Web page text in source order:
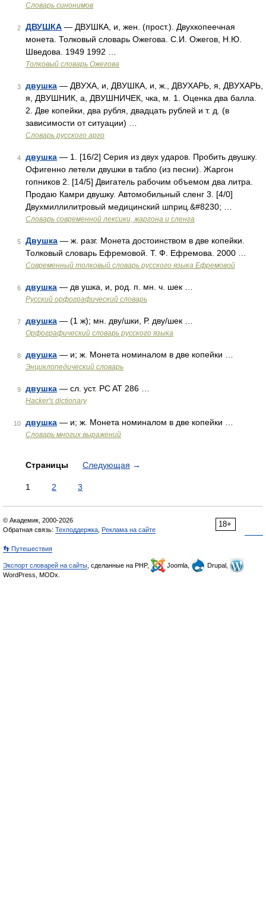
Словарь синонимов
2 ДВУШКА — ДВУШКА, и, жен. (прост.). Двухкопеечная
монета. Толковый словарь Ожегова. С.И. Ожегов, Н.Ю.
Шведова. 1949 1992 …
Толковый словарь Ожегова
3 двушка — ДВУХА, и, ДВУШКА, и, ж., ДВУХАРЬ, я, ДВУХАРЬ,
я, ДВУШНИК, а, ДВУШНИЧЕК, чка, м. 1. Оценка два балла.
2. Две копейки, два рубля, двадцать рублей и т. д. (в
зависимости от ситуации) …
Словарь русского арго
4 двушка — 1. [16/2] Серия из двух ударов. Пробить двушку.
Офигенно летели двушки в табло (из песни). Жаргон
гопников 2. [14/5] Двигатель рабочим объемом два литра.
Продаю Камри двушку. Автомобильный сленг 3. [4/0]
Двухмиллилитровый медицинский шприц.&#8230; …
Cловарь современной лексики, жаргона и сленга
5 Двушка — ж. разг. Монета достоинством в две копейки.
Толковый словарь Ефремовой. Т. Ф. Ефремова. 2000 …
Современный толковый словарь русского языка Ефремовой
6 двушка — дв ушка, и, род. п. мн. ч. шек …
Русский орфографический словарь
7 двушка — (1 ж); мн. дву/шки, Р. дву/шек …
Орфографический словарь русского языка
8 двушка — и; ж. Монета номиналом в две копейки …
Энциклопедический словарь
9 двушка — сл. уст. PC AT 286 …
Hacker's dictionary
10 двушка — и; ж. Монета номиналом в две копейки …
Словарь многих выражений
Страницы Следующая →
1 2 3
18+
© Академик, 2000-2026
Обратная связь: Техподдержка Реклама на сайте
👣 Путешествия
Экспорт словарей на сайты , сделанные на PHP, Joomla,
Drupal,
WordPress, MODx.